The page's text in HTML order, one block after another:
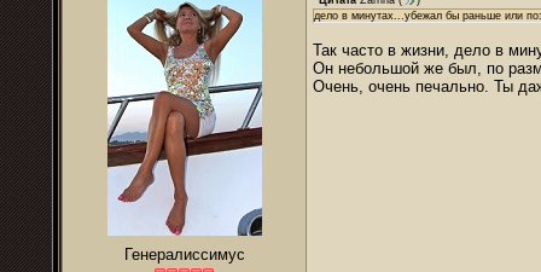
Генералиссимус
дело в минутах...убежал бы раньше или
Так часто в жизни, дело в
Он небольшой же был, по
Очень, очень печально. Ты